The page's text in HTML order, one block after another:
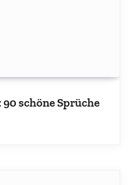
schöne Sprüche